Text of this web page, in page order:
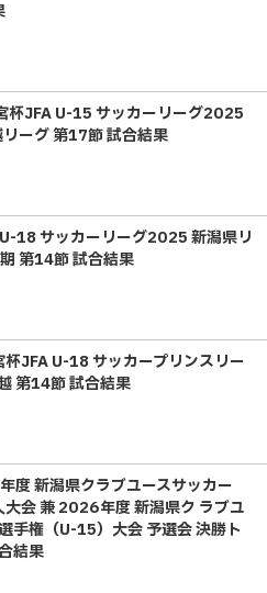
杯JFA U-15 サッカーリーグ2025
ーグ 第17節 試合結果
18 サッカーリーグ2025 新潟県リ
第14節 試合結果
JFA U-18 サッカープリンスリー
第14節 試合結果
度 新潟県クラブユースサッカー
大会 兼 2026年度 新潟県ク ラブユ
手権（U-15）大会 予選会 決勝ト
結果